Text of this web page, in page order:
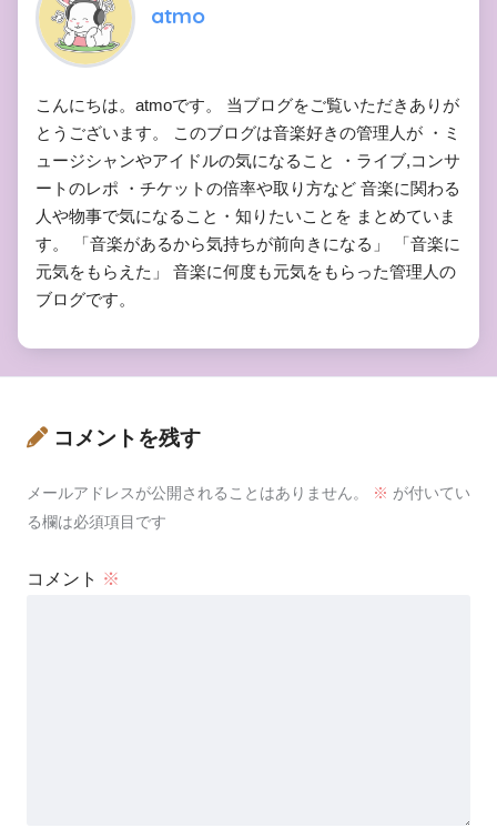
atmo
こんにちは。atmoです。 当ブログをご覧いただきありが
とうございます。 このブログは音楽好きの管理人が ・ミ
ュージシャンやアイドルの気になること ・ライブ,コンサ
ートのレポ ・チケットの倍率や取り方など 音楽に関わる
人や物事で気になること・知りたいことを まとめていま
す。 「音楽があるから気持ちが前向きになる」 「音楽に
元気をもらえた」 音楽に何度も元気をもらった管理人の
ブログです。
コメントを残す
メールアドレスが公開されることはありません。 ※ が付いてい
る欄は必須項目です
コメント ※